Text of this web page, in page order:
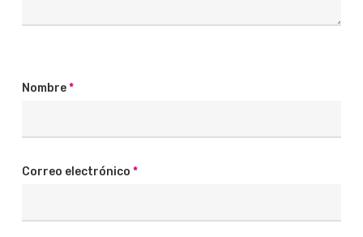
Nombre*
Correo electrónico *